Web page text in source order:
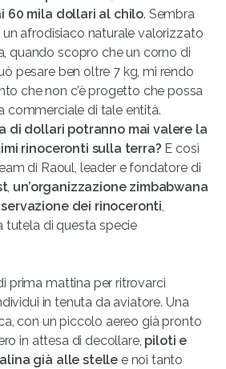
60 mila dollari al chilo. Sembra
un afrodisiaco naturale valorizzato
quando scopro che un corno di
pesare ben oltre 7 kg, mi rendo
che non c’è progetto che possa
commerciale di tale entità.
di dollari potranno mai valere la
rinoceronti sulla terra? E così
di Raoul, leader e fondatore di
, un’organizzazione zimbabwana
dei rinoceronti,
tutela di questa specie
prima mattina per ritrovarci
in tenuta da aviatore. Una
con un piccolo aereo già pronto
in attesa di decollare, piloti e
già alle stelle e noi tanto